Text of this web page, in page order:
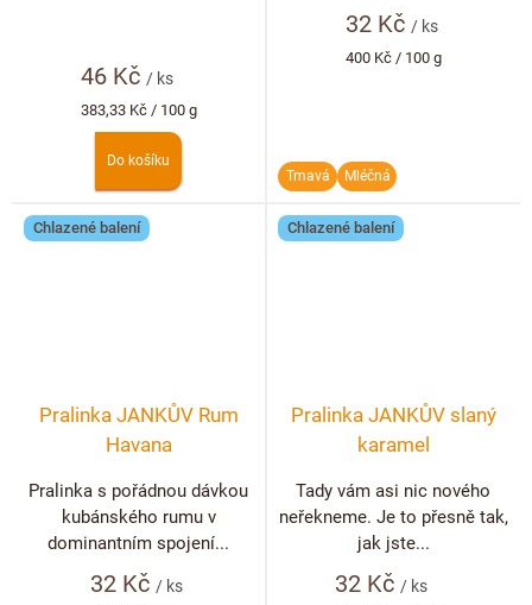
46 Kč / ks
Měrná
cena:
383,33 Kč / 100 g
Do košíku
32 Kč / ks
Měrná
400 Kč / 100 g
Tmavá Mléčná
Chlazené balení
Pralinka JANKŮV Rum
Havana
32 Kč/ ks
Pralinka s pořádnou dávkou
kubánského rumu v
dominantním spojení...
Chlazené balení
Pralinka JANKŮV slaný
karamel
32 Kč/ ks
Tady vám asi nic nového
neřekneme. Je to přesně tak,
jak jste...